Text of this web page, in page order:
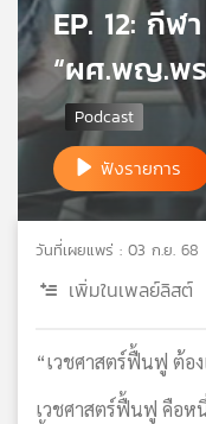
เครือ
ข่าย
วิทยุ
ไทย
พี
บี
วิทยุ
EP. 12: กีฬ
“ผศ.พญ.พร
ฟังรายการ
วันที่เผยแพร่ : 03 ก.ย. 68
เพิ่มในเพลย์ลิสต์
“เวชศาสตร์ฟื้นฟู ต้อ
เวชศาสตร์ฟื้นฟู คือห